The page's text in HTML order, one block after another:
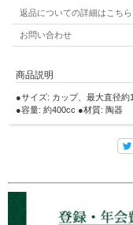
返品についての詳細はこちら
お問い合わせ
商品説明
●サイズ: カップ、最大直径
●容量: 約400cc ●材質: 陶器